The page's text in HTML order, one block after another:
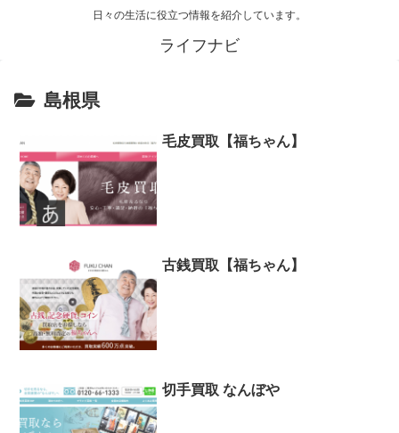
日々の生活に役立つ情報を紹介しています。
ライフナビ
島根県
毛皮買取【福ちゃん】
古銭買取【福ちゃん】
切手買取 なんぼや